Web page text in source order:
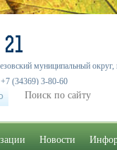
муниципальный
(34369) 3-80-60
Новости